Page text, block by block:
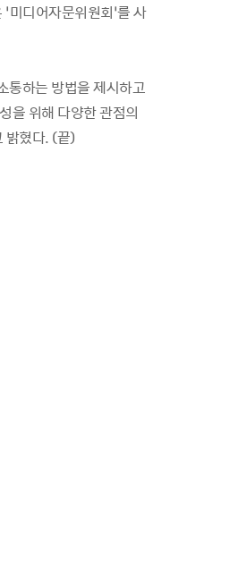
미디어자문위원회’를 사
통하는 방법을 제시하고
을 위해 다양한 관점의
밝혔다. (끝)